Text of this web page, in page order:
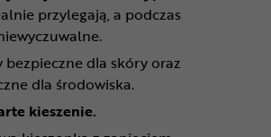
przylegają, a podczas
bezpieczne dla skóry oraz
dla środowiska.
kieszenie.